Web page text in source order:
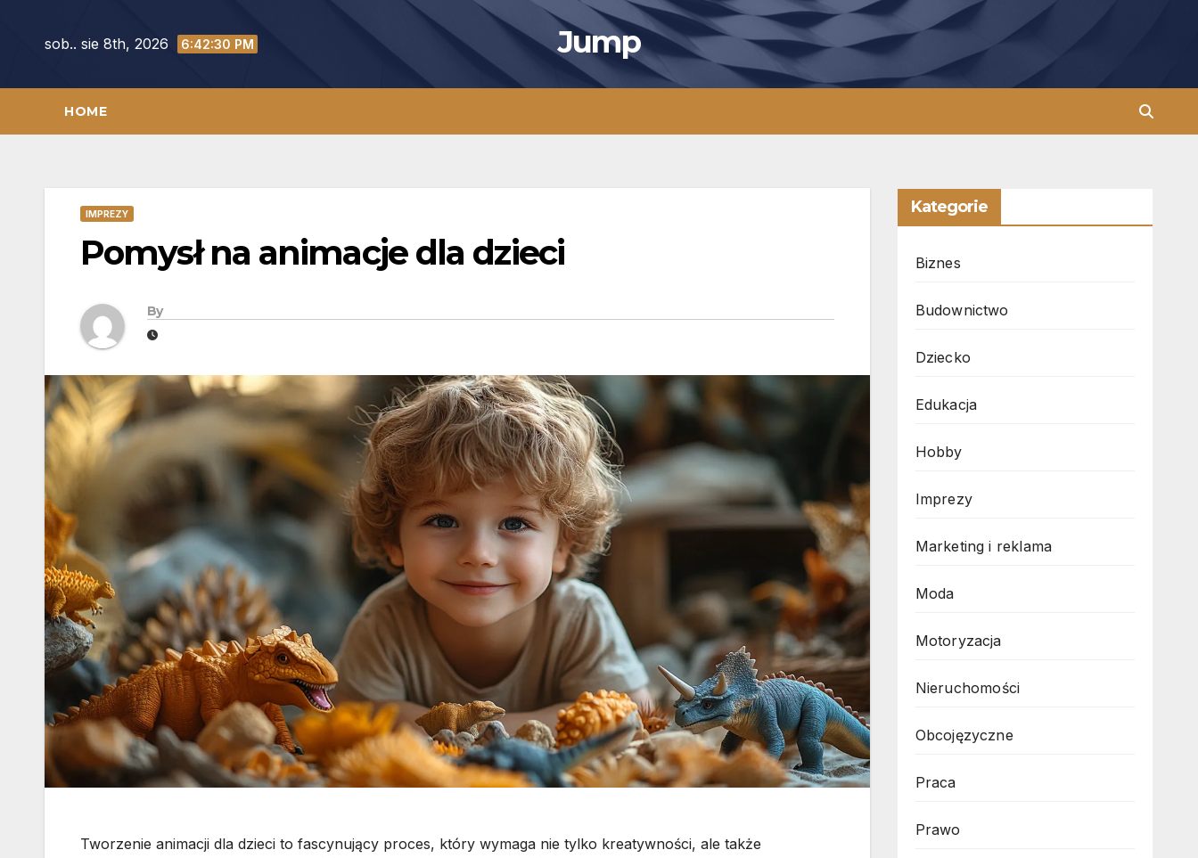
sob.. sie 8th, 2026 6:42:32 PM Jump
HOME
IMPREZY
Pomysł na animacje dla dzieci
By
Tworzenie animacji dla dzieci to fascynujący proces, który wymaga nie tylko kreatywności, ale także
Kategorie
Biznes
Budownictwo
Dziecko
Edukacja
Hobby
Imprezy
Marketing i reklama
Moda
Motoryzacja
Nieruchomości
Obcojęzyczne
Praca
Prawo